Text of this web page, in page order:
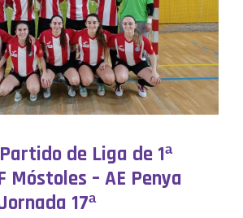
de Liga de 1ª
Móstoles – AE Penya
17ª